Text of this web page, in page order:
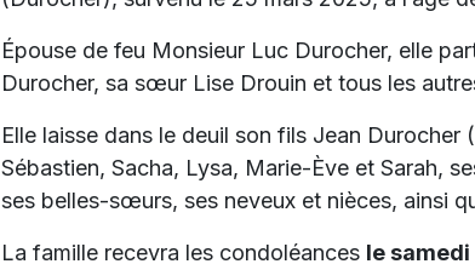
Épouse de feu Monsieur Luc Durocher, elle
Durocher, sa sœur Lise Drouin et tous les
Elle laisse dans le deuil son fils Jean
Sébastien, Sacha, Lysa, Marie-Ève et Sarah,
ses belles-sœurs, ses neveux et nièces, ainsi
La famille recevra les condoléances le samedi